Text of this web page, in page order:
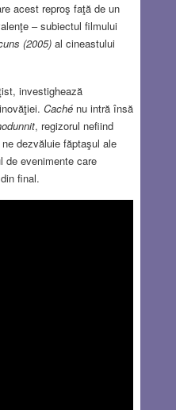
acest reproş faţă de un
– subiectul filmului
(2005)al cineastului
investighează
Cachénu intră însă
, regizorul nefiind
dezvăluie făptaşul ale
de evenimente care
final.